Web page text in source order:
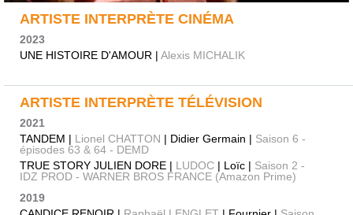
ARTISTE INTERPRÈTE CINÉMA
2023
UNE HISTOIRE D'AMOUR | Alexis MICHALIK
ARTISTE INTERPRÈTE TÉLÉVISION
2021
TANDEM | Lionel CHATTON | Didier Germain | Saison 6 -
épisodes 63 & 64 - DEMD
TRUE STORY JULIEN DORE | LUDOC | Loïc | Saison 2 -
IDZ PROD - WARNER BROS FRANCE (Amazon Prime)
2019